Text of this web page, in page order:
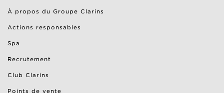
À propos du Groupe Clarins
Actions responsables
Spa
Recrutement
Club Clarins
Points de vente